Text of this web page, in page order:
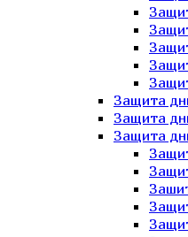
Защита
Защита
Защита